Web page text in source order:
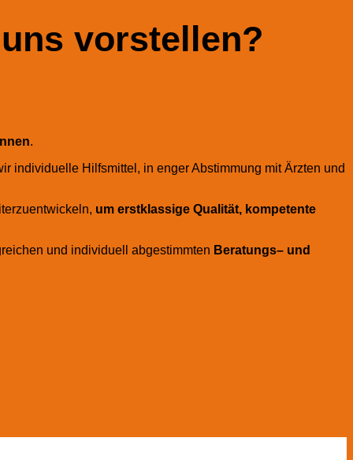
vorstellen?
.
individuelle Hilfsmittel, in enger Abstimmung mit Ärzten und
um erstklassige Qualität, kompetente
und individuell abgestimmten Beratungs– und